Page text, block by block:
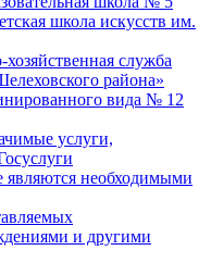
школа искусств им.
служба
района»
вида № 12
услуги,
являются необходимыми
и другими